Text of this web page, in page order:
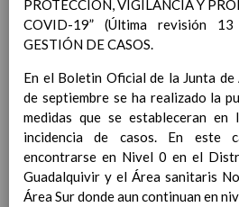
La entrada en vigor del Real
febrero, por el que se establece
Educación Primaria, se ha
adecuación de nuestro Plan de
usted podrá consultar desde este
Esperamos que sea de su interés.
PROTECCIÓN, VIGILANCIA Y
COVID-19” (Última revisión
GESTIÓN DE CASOS.
En el Boletin Oficial de la Junta
de septiembre se ha realizado la
medidas que se estableceran en
incidencia de casos. En este
encontrarse en Nivel 0 en el
Guadalquivir y el Área sanitaris
Área Sur donde aun continuan en